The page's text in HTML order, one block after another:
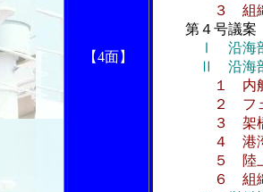
【4面】
３ 組織改
第４号議
Ⅰ 沿海
Ⅱ 沿海部門
１ 内
２ フェリ
３ 架橋
４ 港湾
５ 陸上部
６ 組織